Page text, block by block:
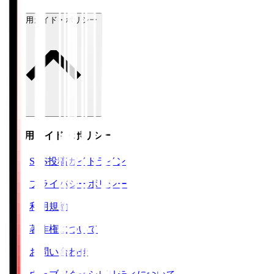
ご利用ガイド・ポリシー
ご利用ガイド・ポリシー
SNS投稿ガイドライン
プライバシーポリシー
利用規約
著作権について
お問い合わせ